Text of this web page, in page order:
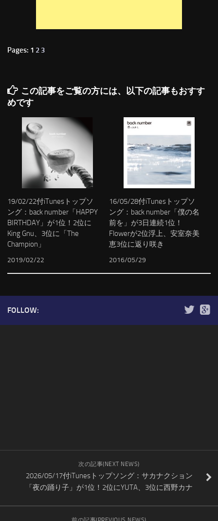
Pages: 1 2 3
この記事をご覧の方には、以下の記事もおすす
めです
19/02/22付iTunesトップソ
ング：back number「HAPPY
BIRTHDAY」が1位！2位に
King Gnu、3位に「The
Champion」
2019/02/22
16/05/28付iTunesトップソ
ング：back number「僕の名
前を」が3日連続1位！
Flowerが2位浮上、安室奈美
恵3位に返り咲き
2016/05/29
FOLLOW:
次の記事(NEXT NEWS)
2026/05/17付iTunesトップソング：サカナクション
「夜の踊り子」が1位！2位にYUTA、3位に西野カナ